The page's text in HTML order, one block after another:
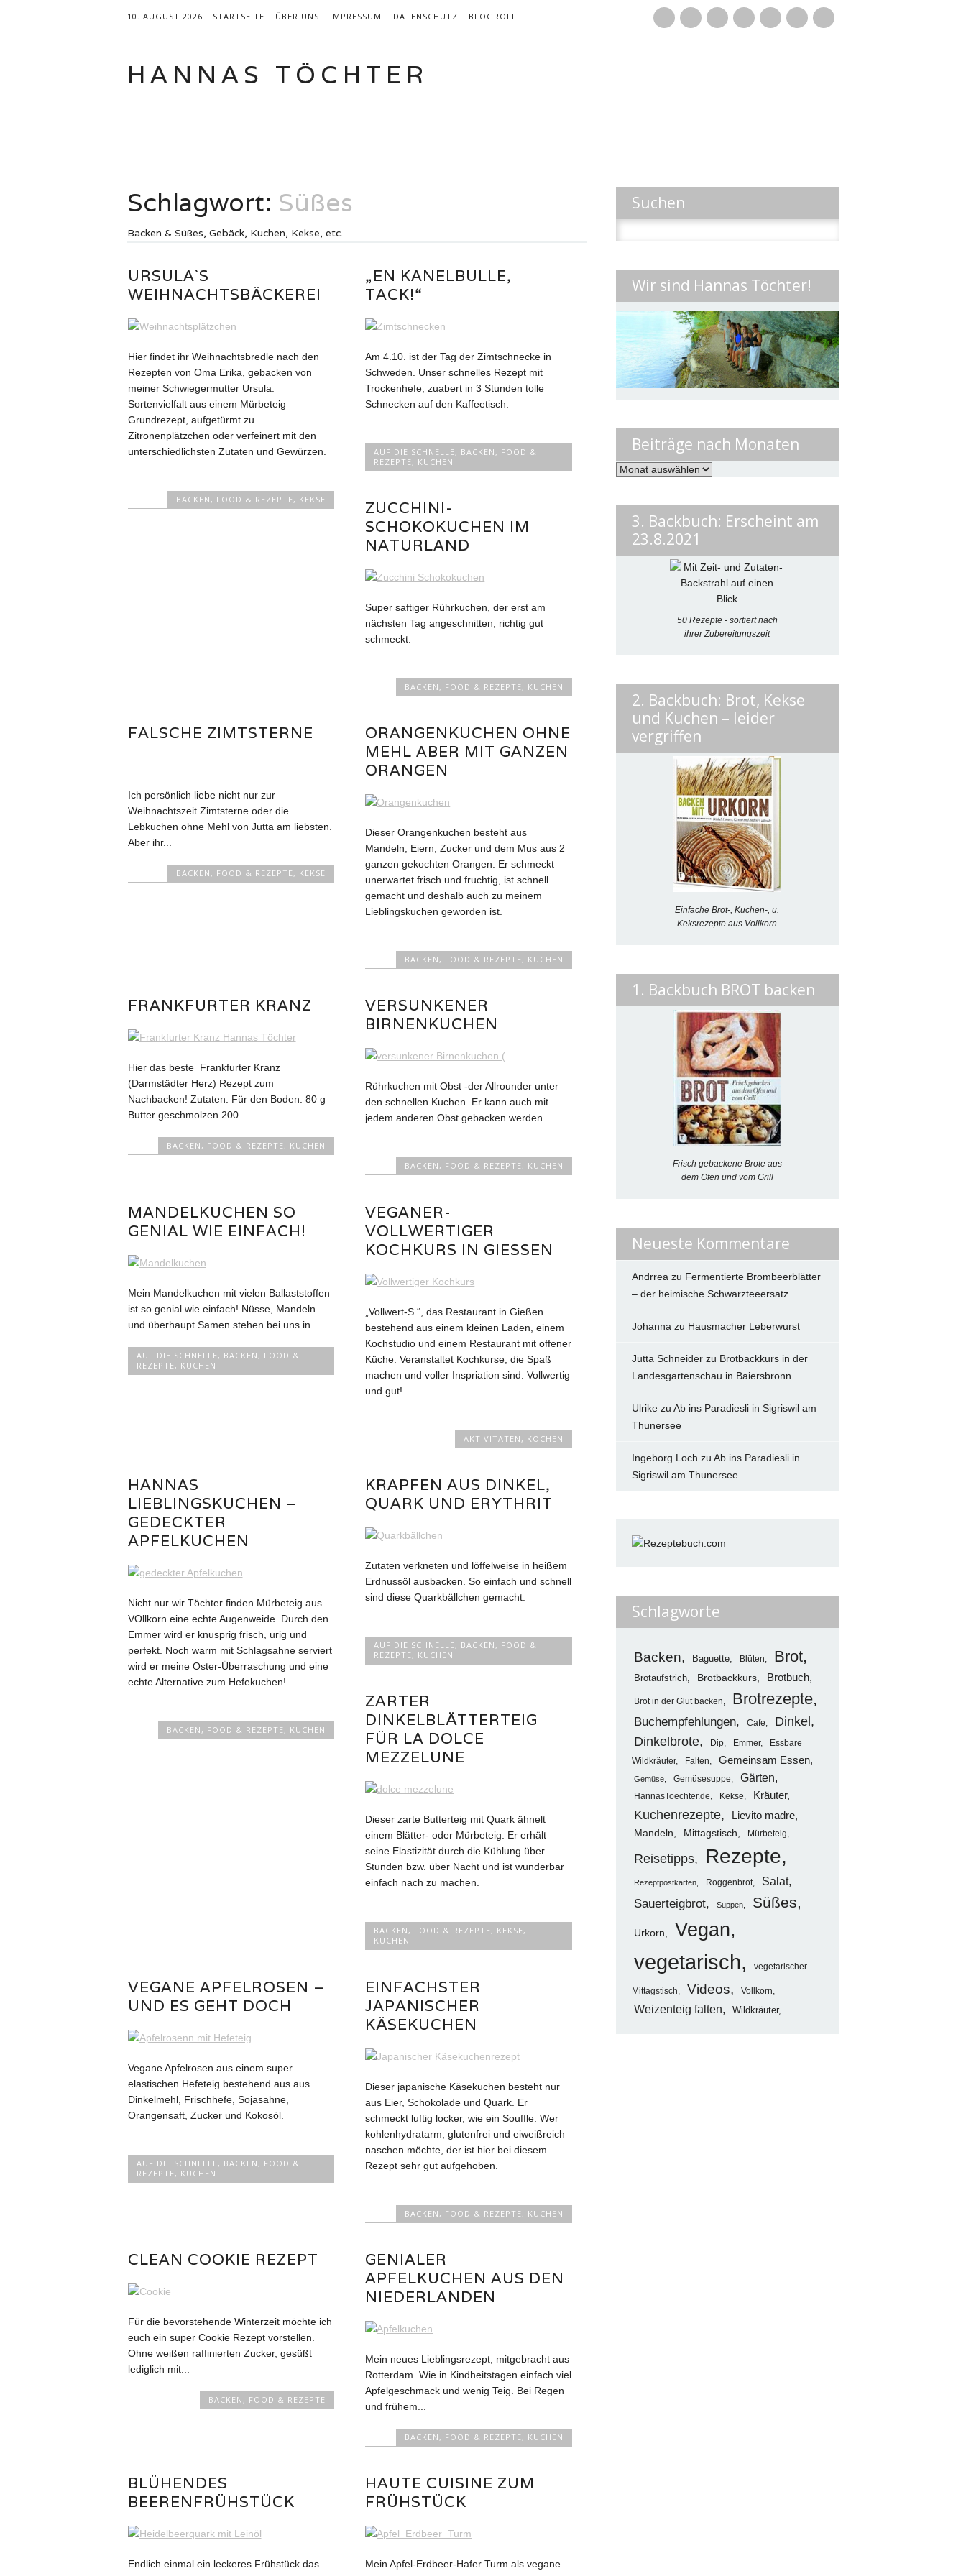
10. AUGUST 2026 STARTSEITE ÜBER UNS IMPRESSUM | DATENSCHUTZ BLOGROLL
Mail
HANNAS TÖCHTER
Schlagwort: Süßes
Backen & Süßes, Gebäck, Kuchen, Kekse, etc.
URSULA`S
WEIHNACHTSBÄCKEREI
Hier findet ihr Weihnachtsbredle nach den
Rezepten von Oma Erika, gebacken von
meiner Schwiegermutter Ursula.
Sortenvielfalt aus einem Mürbeteig
Grundrezept, aufgetürmt zu
Zitronenplätzchen oder verfeinert mit den
unterschiedlichsten Zutaten und Gewürzen.
BACKEN , FOOD & REZEPTE , KEKSE
„EN KANELBULLE,
TACK!“
Am 4.10. ist der Tag der Zimtschnecke in
Schweden. Unser schnelles Rezept mit
Trockenhefe, zuabert in 3 Stunden tolle
Schnecken auf den Kaffeetisch.
AUF DIE SCHNELLE , BACKEN , FOOD &
REZEPTE , KUCHEN
ZUCCHINI-
SCHOKOKUCHEN IM
NATURLAND
Super saftiger Rührkuchen, der erst am
nächsten Tag angeschnitten, richtig gut
schmeckt.
BACKEN , FOOD & REZEPTE , KUCHEN
FALSCHE ZIMTSTERNE
Ich persönlich liebe nicht nur zur
Weihnachtszeit Zimtsterne oder die
Lebkuchen ohne Mehl von Jutta am liebsten.
Aber ihr...
BACKEN , FOOD & REZEPTE , KEKSE
ORANGENKUCHEN OHNE
MEHL ABER MIT GANZEN
ORANGEN
Dieser Orangenkuchen besteht aus
Mandeln, Eiern, Zucker und dem Mus aus 2
ganzen gekochten Orangen. Er schmeckt
unerwartet frisch und fruchtig, ist schnell
gemacht und deshalb auch zu meinem
Lieblingskuchen geworden ist.
BACKEN , FOOD & REZEPTE , KUCHEN
FRANKFURTER KRANZ
Hier das beste Frankfurter Kranz
(Darmstädter Herz) Rezept zum
Nachbacken! Zutaten: Für den Boden: 80 g
Butter geschmolzen 200...
BACKEN , FOOD & REZEPTE , KUCHEN
VERSUNKENER
BIRNENKUCHEN
Rührkuchen mit Obst -der Allrounder unter
den schnellen Kuchen. Er kann auch mit
jedem anderen Obst gebacken werden.
BACKEN , FOOD & REZEPTE , KUCHEN
MANDELKUCHEN SO
GENIAL WIE EINFACH!
Mein Mandelkuchen mit vielen Ballaststoffen
ist so genial wie einfach! Nüsse, Mandeln
und überhaupt Samen stehen bei uns in...
AUF DIE SCHNELLE , BACKEN , FOOD &
REZEPTE , KUCHEN
VEGANER-
VOLLWERTIGER
KOCHKURS IN GIESSEN
„Vollwert-S.“, das Restaurant in Gießen
bestehend aus einem kleinen Laden, einem
Kochstudio und einem Restaurant mit offener
Küche. Veranstaltet Kochkurse, die Spaß
machen und voller Inspriation sind. Vollwertig
und gut!
AKTIVITÄTEN , KOCHEN
HANNAS
LIEBLINGSKUCHEN –
GEDECKTER
APFELKUCHEN
Nicht nur wir Töchter finden Mürbeteig aus
VOllkorn eine echte Augenweide. Durch den
Emmer wird er knusprig frisch, urig und
perfekt. Noch warm mit Schlagsahne serviert
wird er meine Oster-Überraschung und eine
echte Alternative zum Hefekuchen!
BACKEN , FOOD & REZEPTE , KUCHEN
KRAPFEN AUS DINKEL,
QUARK UND ERYTHRIT
Zutaten verkneten und löffelweise in heißem
Erdnussöl ausbacken. So einfach und schnell
sind diese Quarkbällchen gemacht.
AUF DIE SCHNELLE , BACKEN , FOOD &
REZEPTE , KUCHEN
ZARTER
DINKELBLÄTTERTEIG
FÜR LA DOLCE
MEZZELUNE
Dieser zarte Butterteig mit Quark ähnelt
einem Blätter- oder Mürbeteig. Er erhält
seine Elastizität durch die Kühlung über
Stunden bzw. über Nacht und ist wunderbar
einfach nach zu machen.
BACKEN , FOOD & REZEPTE , KEKSE ,
KUCHEN
VEGANE APFELROSEN –
UND ES GEHT DOCH
Vegane Apfelrosen aus einem super
elastischen Hefeteig bestehend aus aus
Dinkelmehl, Frischhefe, Sojasahne,
Orangensaft, Zucker und Kokosöl.
AUF DIE SCHNELLE , BACKEN , FOOD &
REZEPTE , KUCHEN
EINFACHSTER
JAPANISCHER
KÄSEKUCHEN
Dieser japanische Käsekuchen besteht nur
aus Eier, Schokolade und Quark. Er
schmeckt luftig locker, wie ein Souffle. Wer
kohlenhydratarm, glutenfrei und eiweißreich
naschen möchte, der ist hier bei diesem
Rezept sehr gut aufgehoben.
BACKEN , FOOD & REZEPTE , KUCHEN
CLEAN COOKIE REZEPT
Für die bevorstehende Winterzeit möchte ich
euch ein super Cookie Rezept vorstellen.
Ohne weißen raffinierten Zucker, gesüßt
lediglich mit...
BACKEN , FOOD & REZEPTE
GENIALER
APFELKUCHEN AUS DEN
NIEDERLANDEN
Mein neues Lieblingsrezept, mitgebracht aus
Rotterdam. Wie in Kindheitstagen einfach viel
Apfelgeschmack und wenig Teig. Bei Regen
und frühem...
BACKEN , FOOD & REZEPTE , KUCHEN
BLÜHENDES
BEERENFRÜHSTÜCK
Endlich einmal ein leckeres Frühstück das
HAUTE CUISINE ZUM
FRÜHSTÜCK
Mein Apfel-Erdbeer-Hafer Turm als vegane
Suchen
nach:
Wir sind Hannas Töchter!
Beiträge nach Monaten
Beiträge
3. Backbuch: Erscheint am
23.8.2021
50 Rezepte - sortiert nach
ihrer Zubereitungszeit
2. Backbuch: Brot, Kekse
und Kuchen – leider
vergriffen
Einfache Brot-, Kuchen-, u.
Keksrezepte aus Vollkorn
1. Backbuch BROT backen
Frisch gebackene Brote aus
dem Ofen und vom Grill
Neueste Kommentare
Andrrea zu Fermentierte Brombeerblätter
– der heimische Schwarzteeersatz
Johanna zu Hausmacher Leberwurst
Jutta Schneiderzu Brotbackkurs in der
Landesgartenschau in Baiersbronn
Ulrikezu Ab ins Paradiesli in Sigriswil am
Thunersee
Ingeborg Loch zu Ab ins Paradiesli in
Sigriswil am Thunersee
Schlagworte
Backen Baguette Blüten Brot
Brotaufstrich Brotbackkurs Brotbuch
Brot in der Glut backen Brotrezepte
Buchempfehlungen Cafe
Dinkel
Dinkelbrote
Dip Emmer
Essbare
Wildkräuter
Falten Gemeinsam Essen
Gemüse Gemüsesuppe Gärten
HannasToechter.de Kekse Kräuter
Kuchenrezepte Lievito madre
Mandeln Mittagstisch Mürbeteig
Reisetipps Rezepte
Rezeptpostkarten Roggenbrot Salat
Sauerteigbrot Suppen Süßes
Urkorn Vegan
vegetarisch vegetarischer
Mittagstisch Videos Vollkorn
Weizenteig falten Wildkräuter